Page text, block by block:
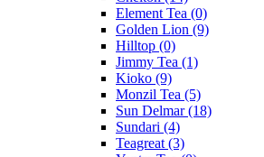
Element Tea (0)
Golden Lion (9)
Hilltop (0)
Jimmy Tea (1)
Kioko (9)
Monzil Tea (5)
Sun Delmar(18)
Sundari (4)
Teagreat (3)